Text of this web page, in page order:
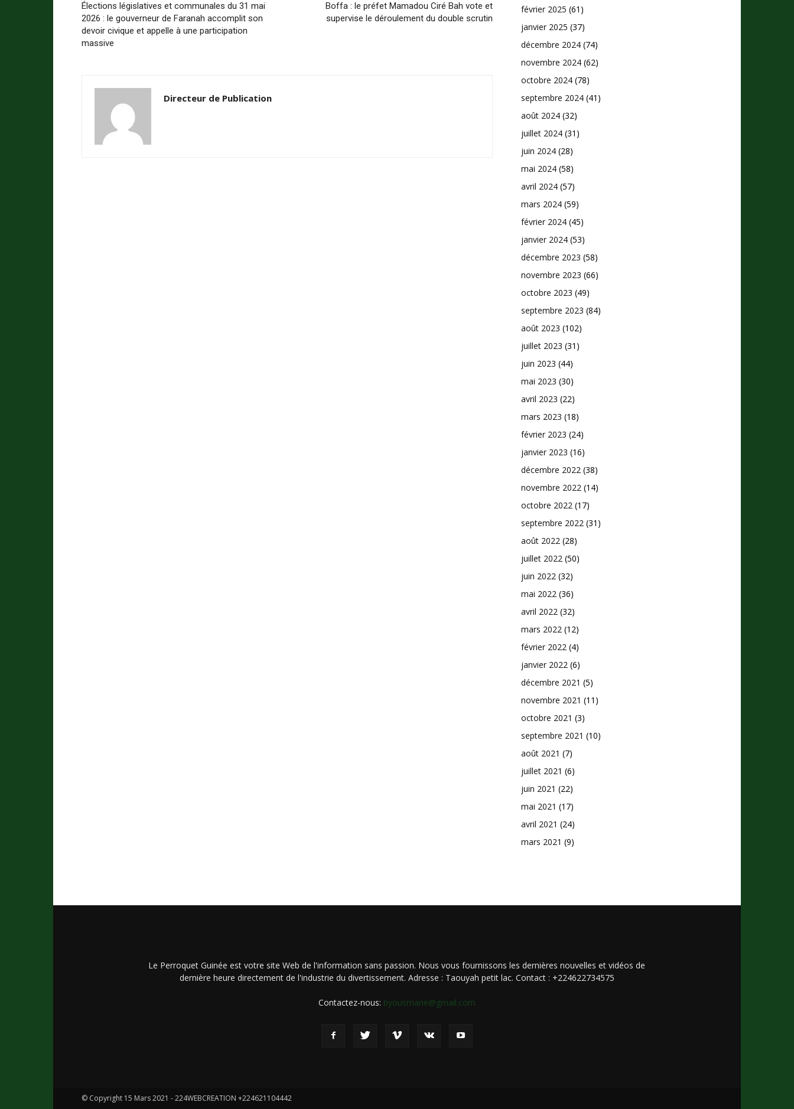
Élections législatives et communales du 31 mai
2026 : le gouverneur de Faranah accomplit son
devoir civique et appelle à une participation
massive
Boffa : le préfet Mamadou Ciré Bah vote et
supervise le déroulement du double scrutin
Directeur de Publication
février 2025 (61)
janvier 2025 (37)
décembre 2024 (74)
novembre 2024 (62)
octobre 2024 (78)
septembre 2024 (41)
août 2024 (32)
juillet 2024 (31)
juin 2024 (28)
mai 2024 (58)
avril 2024 (57)
mars 2024 (59)
février 2024 (45)
janvier 2024 (53)
décembre 2023 (58)
novembre 2023 (66)
octobre 2023 (49)
septembre 2023 (84)
août 2023 (102)
juillet 2023 (31)
juin 2023 (44)
mai 2023 (30)
avril 2023 (22)
mars 2023 (18)
février 2023 (24)
janvier 2023 (16)
décembre 2022 (38)
novembre 2022 (14)
octobre 2022 (17)
septembre 2022 (31)
août 2022 (28)
juillet 2022 (50)
juin 2022 (32)
mai 2022 (36)
avril 2022 (32)
mars 2022 (12)
février 2022 (4)
janvier 2022 (6)
décembre 2021 (5)
novembre 2021 (11)
octobre 2021 (3)
septembre 2021 (10)
août 2021 (7)
juillet 2021 (6)
juin 2021 (22)
mai 2021 (17)
avril 2021 (24)
mars 2021 (9)
Le Perroquet Guinée est votre site Web de l'information sans passion. Nous vous fournissons les dernières nouvelles et vidéos de
dernière heure directement de l'industrie du divertissement. Adresse : Taouyah petit lac. Contact : +224622734575
Contactez-nous: byousmane@gmail.com
© Copyright 15 Mars 2021 - 224WEBCREATION +224621104442